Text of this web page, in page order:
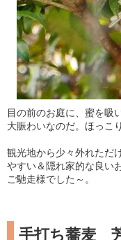
目の前のお庭に、蜜を吸
大賑わいなのだ。ほっこ
観光地から少々外れただ
やすい＆隠れ家的な良い
ご馳走様でした～。
手打ち蕎麦